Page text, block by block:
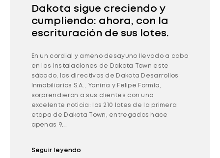
Dakota sigue creciendo y
cumpliendo: ahora, con la
escrituración de sus lotes.
En un cordial y ameno desayuno llevado a cabo
en las instalaciones de Dakota Town este
sábado, los directivos de Dakota Desarrollos
Inmobiliarios S.A., Yanina y Felipe Formía,
sorprendieron a sus clientes con una
excelente noticia: los 210 lotes de la primera
etapa de Dakota Town, entregados hace
apenas 9...
Seguir leyendo